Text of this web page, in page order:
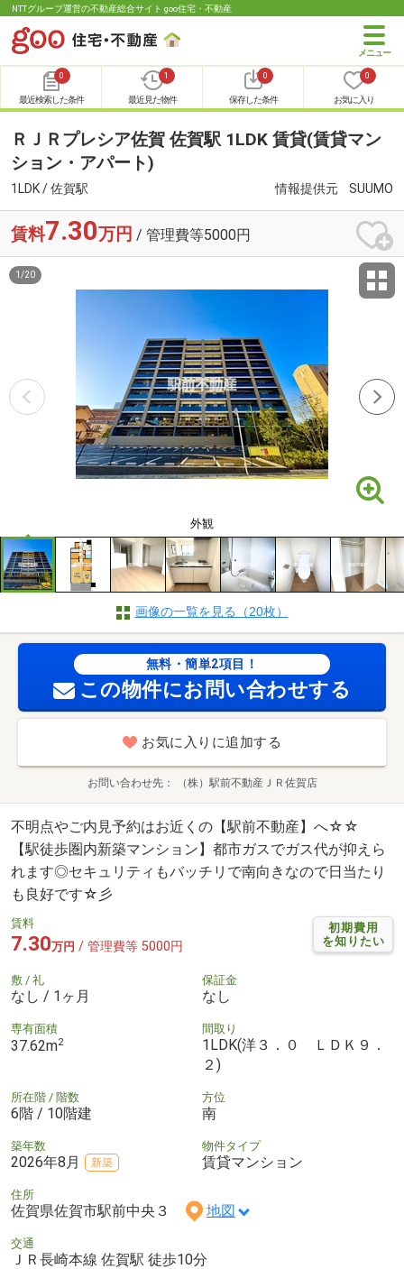
NTTグループ運営の不動産総合サイト goo住宅・不動産
0
最近検索した条件
1
最近見た物件
0
保存した条件
0
お気に入り
ＲＪＲプレシア佐賀 佐賀駅 1LDK 賃貸(賃貸マン
ション・アパート)
1LDK / 佐賀駅 情報提供元 SUUMO
賃料7.30万円 / 管理費等5000円
外観
1 /20
画像の一覧を見る（20枚）
無料・簡単2項目！
この物件にお問い合わせする
お気に入りに追加する
お問い合わせ先 （株）駅前不動産ＪＲ佐賀店
不明点やご内見予約はお近くの【駅前不動産】へ☆☆
【駅徒歩圏内新築マンション】都市ガスでガス代が抑えら
れます◎セキュリティもバッチリで南向きなので日当たり
も良好です☆彡
初期費用
を知りたい
賃料
7.30万円 / 管理費等 5000円
敷 / 礼
なし / 1ヶ月
保証金
なし
専有面積
37.62m2
間取り
1LDK(洋３．０ ＬＤＫ９．
２)
所在階 / 階数
6階 / 10階建
方位
南
築年数
2026年8月 新築
物件タイプ
賃貸マンション
住所
佐賀県佐賀市駅前中央３ 地図
交通
ＪＲ長崎本線 佐賀駅 徒歩10分